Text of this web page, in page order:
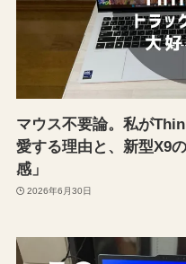
マウス不要論。私が
愛する理由と、新型X9
感」
2026年6月30日